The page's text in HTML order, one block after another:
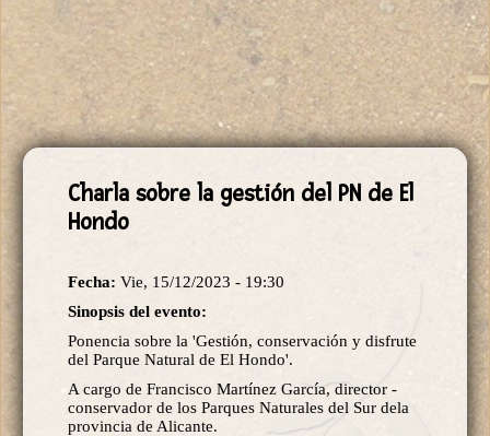
Charla sobre la gestión del PN de El
Hondo
Fecha: Vie, 15/12/2023 - 19:30
Sinopsis del evento:
Ponencia sobre la 'Gestión, conservación y disfrute
del Parque Natural de El Hondo'.
A cargo de Francisco Martínez García, director -
conservador de los Parques Naturales del Sur dela
provincia de Alicante.